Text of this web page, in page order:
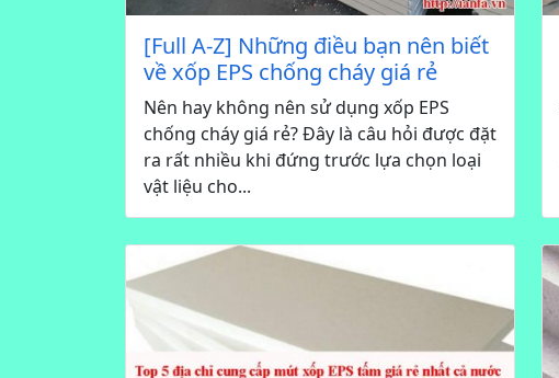
[Full A-Z] Những điều bạn nên biết
về xốp EPS chống cháy giá rẻ
Nên hay không nên sử dụng xốp EPS
chống cháy giá rẻ? Đây là câu hỏi được đặt
ra rất nhiều khi đứng trước lựa chọn loại
vật liệu cho...